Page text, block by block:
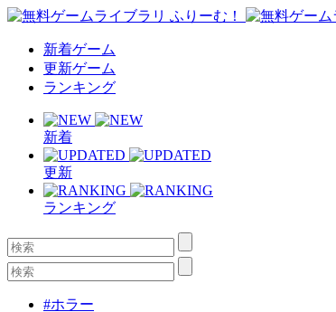
新着ゲーム
更新ゲーム
ランキング
新着
更新
ランキング
#ホラー